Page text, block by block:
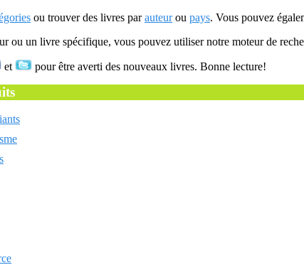
ou trouver des livres parauteurou pays. Vous pouvez
ou un livre spécifique, vous pouvez utiliser notre moteur de
et pour être averti des nouveaux livres. Bonne lecture!